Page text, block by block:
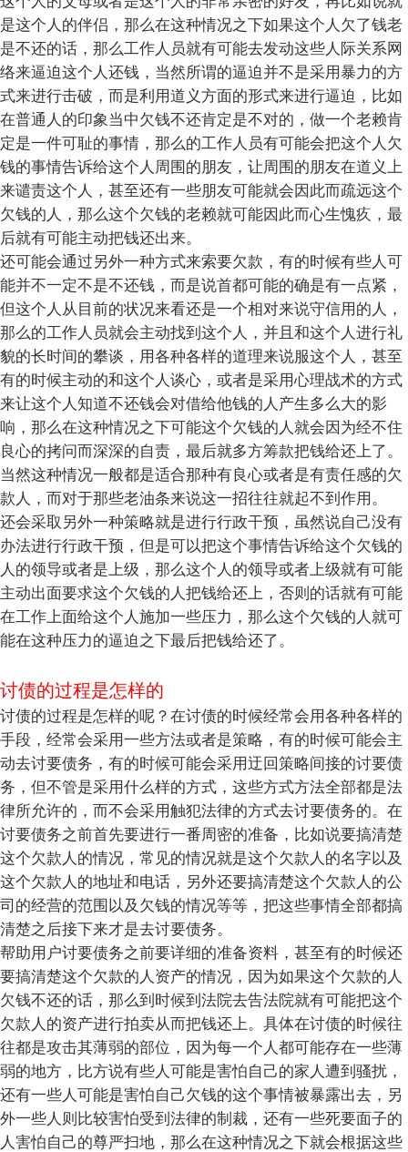
是这个人的伴侣，那么在这种情况之下如果这个人欠了钱老
是不还的话，那么工作人员就有可能去发动这些人际关系网
络来逼迫这个人还钱，当然所谓的逼迫并不是采用暴力的方
式来进行击破，而是利用道义方面的形式来进行逼迫，比如
在普通人的印象当中欠钱不还肯定是不对的，做一个老赖肯
定是一件可耻的事情，那么的工作人员有可能会把这个人欠
钱的事情告诉给这个人周围的朋友，让周围的朋友在道义上
来谴责这个人，甚至还有一些朋友可能就会因此而疏远这个
欠钱的人，那么这个欠钱的老赖就可能因此而心生愧疚，最
后就有可能主动把钱还出来。
还可能会通过另外一种方式来索要欠款，有的时候有些人可
能并不一定不是不还钱，而是说首都可能的确是有一点紧，
但这个人从目前的状况来看还是一个相对来说守信用的人，
那么的工作人员就会主动找到这个人，并且和这个人进行礼
貌的长时间的攀谈，用各种各样的道理来说服这个人，甚至
有的时候主动的和这个人谈心，或者是采用心理战术的方式
来让这个人知道不还钱会对借给他钱的人产生多么大的影
响，那么在这种情况之下可能这个欠钱的人就会因为经不住
良心的拷问而深深的自责，最后就多方筹款把钱给还上了。
当然这种情况一般都是适合那种有良心或者是有责任感的欠
款人，而对于那些老油条来说这一招往往就起不到作用。
还会采取另外一种策略就是进行行政干预，虽然说自己没有
办法进行行政干预，但是可以把这个事情告诉给这个欠钱的
人的领导或者是上级，那么这个人的领导或者上级就有可能
主动出面要求这个欠钱的人把钱给还上，否则的话就有可能
在工作上面给这个人施加一些压力，那么这个欠钱的人就可
能在这种压力的逼迫之下最后把钱给还了。
讨债的过程是怎样的
讨债的过程是怎样的呢？在讨债的时候经常会用各种各样的
手段，经常会采用一些方法或者是策略，有的时候可能会主
动去讨要债务，有的时候可能会采用迂回策略间接的讨要债
务，但不管是采用什么样的方式，这些方式方法全部都是法
律所允许的，而不会采用触犯法律的方式去讨要债务的。在
讨要债务之前首先要进行一番周密的准备，比如说要搞清楚
这个欠款人的情况，常见的情况就是这个欠款人的名字以及
这个欠款人的地址和电话，另外还要搞清楚这个欠款人的公
司的经营的范围以及欠钱的情况等等，把这些事情全部都搞
清楚之后接下来才是去讨要债务。
帮助用户讨要债务之前要详细的准备资料，甚至有的时候还
要搞清楚这个欠款的人资产的情况，因为如果这个欠款的人
欠钱不还的话，那么到时候到法院去告法院就有可能把这个
欠款人的资产进行拍卖从而把钱还上。具体在讨债的时候往
往都是攻击其薄弱的部位，因为每一个人都可能存在一些薄
弱的地方，比方说有些人可能是害怕自己的家人遭到骚扰，
还有一些人可能是害怕自己欠钱的这个事情被暴露出去，另
外一些人则比较害怕受到法律的制裁，还有一些死要面子的
人害怕自己的尊严扫地，那么在这种情况之下就会根据这些